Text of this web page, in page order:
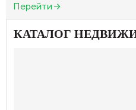
Перейти
КАТАЛОГ